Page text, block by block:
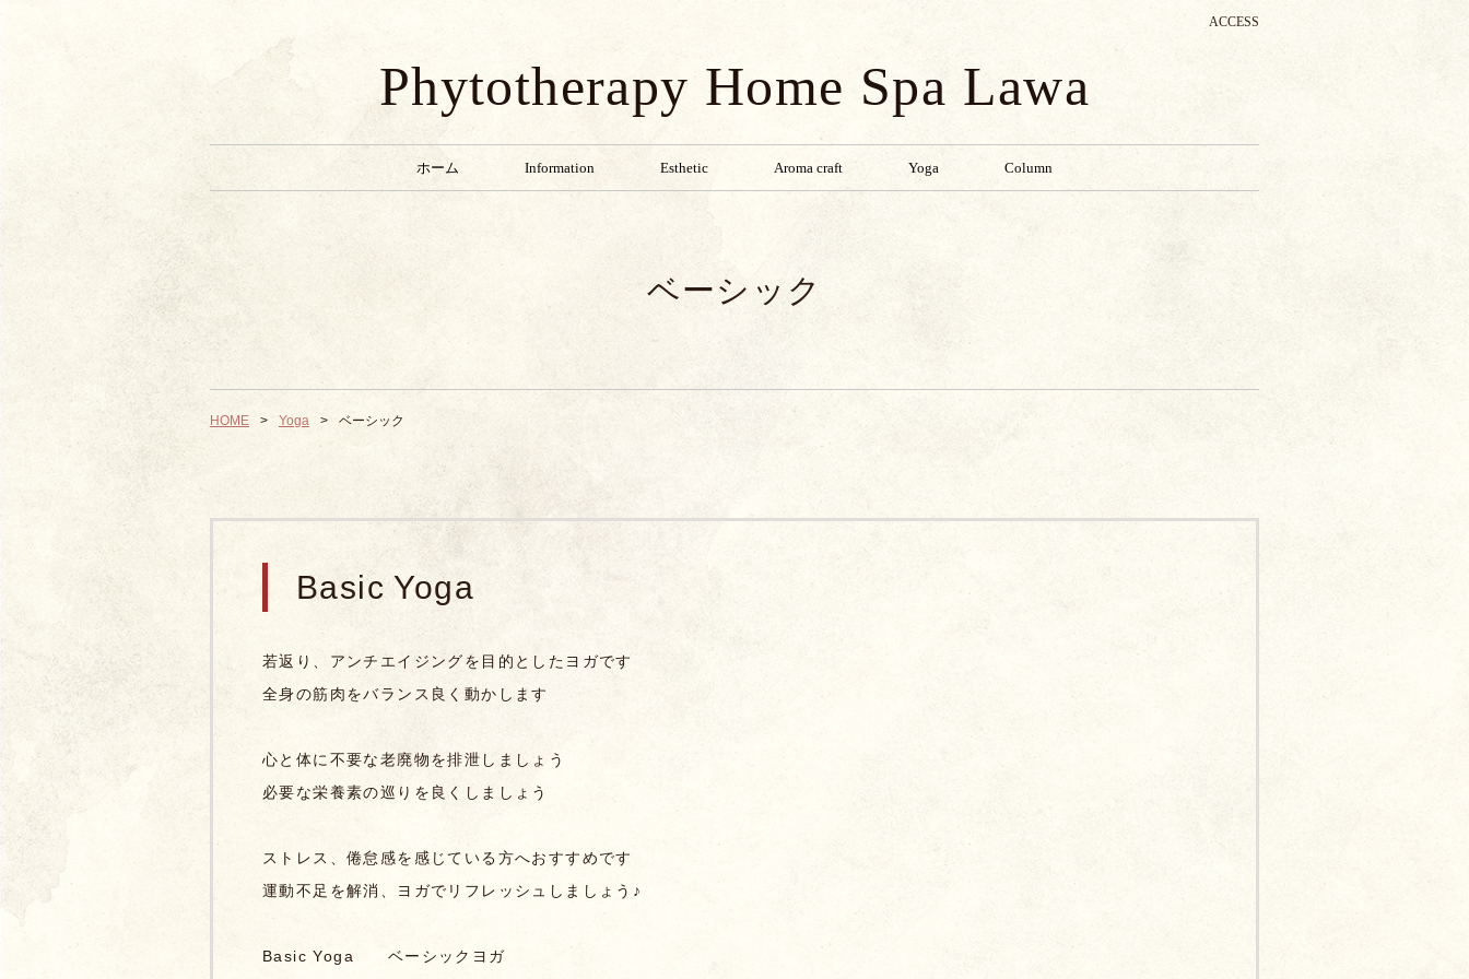
ACCESS
Phytotherapy Home Spa Lawa
ホーム Information Esthetic Aroma craft Yoga Column
ベーシック
HOME Yoga ベーシック
Basic Yoga
若返り、アンチエイジングを目的としたヨガです
全身の筋肉をバランス良く動かします
心と体に不要な老廃物を排泄しましょう
必要な栄養素の巡りを良くしましょう
ストレス、倦怠感を感じている方へおすすめです
運動不足を解消、ヨガでリフレッシュしましょう♪
Basic Yoga ベーシックヨガ